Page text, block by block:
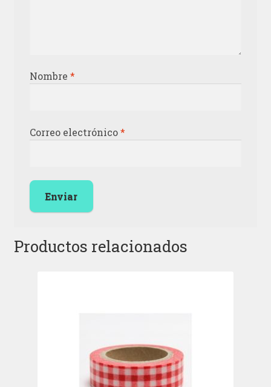
Nombre *
Correo electrónico*
Productos relacionados